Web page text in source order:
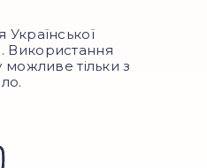
Української
Використання
можливе тільки з